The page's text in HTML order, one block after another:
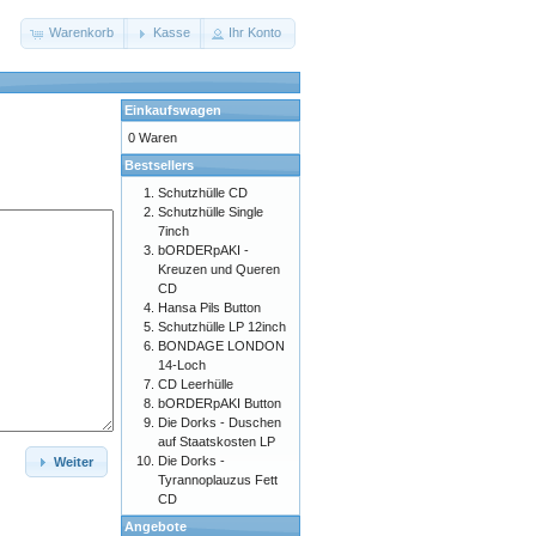
Warenkorb Kasse Ihr Konto
Weiter
Einkaufswagen
0 Waren
Bestsellers
Schutzhülle CD
Schutzhülle Single
7inch
bORDERpAKI -
Kreuzen und Queren
CD
Hansa Pils Button
Schutzhülle LP 12inch
BONDAGE LONDON
14-Loch
CD Leerhülle
bORDERpAKI Button
Die Dorks - Duschen
auf Staatskosten LP
Die Dorks -
Tyrannoplauzus Fett
CD
Angebote